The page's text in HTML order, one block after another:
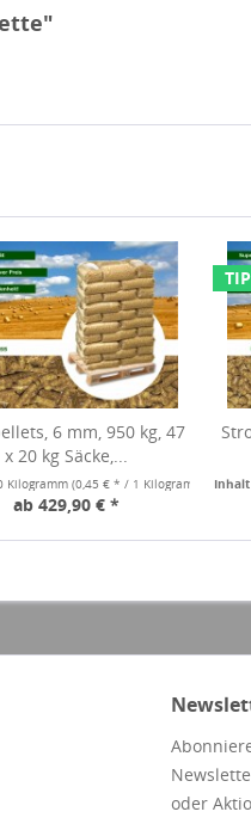
6 mm, 950 kg, 47
x 20 kg Säcke,...
Kilogramm (0,45 € * / 1 Kilogramm)
ab 429,90 € *
oder